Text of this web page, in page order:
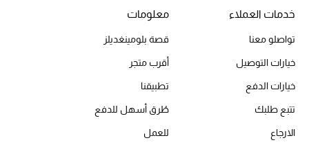
الموسم الجديد
الحقائب النسائية
دليل ملتزمات الحقائب
خدمات العملاء
تواصلو معنا
خيارات التوصيل
خيارات الدفع
تتبع طلبك
الارجاع
معلومات
قصة بلومينغديلز
أقرب متجر
تطبيقنا
طُرق أسهل للدفع
للعمل